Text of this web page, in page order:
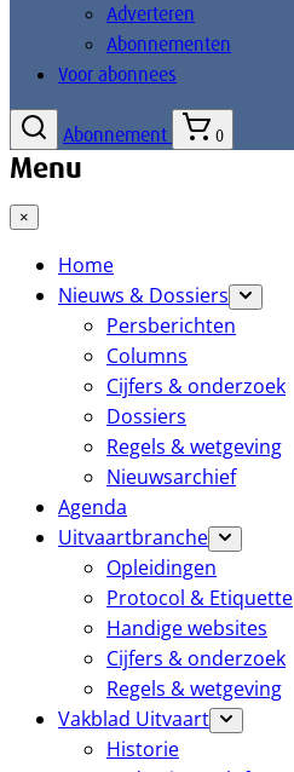
Adverteren
Abonnementen
Voor abonnees
Abonnement 0
Menu
×
Home
Nieuws & Dossiers
Persberichten
Columns
Cijfers & onderzoek
Dossiers
Regels & wetgeving
Nieuwsarchief
Agenda
Uitvaartbranche
Opleidingen
Protocol & Etiquette
Handige websites
Cijfers & onderzoek
Regels & wetgeving
Vakblad Uitvaart
Historie